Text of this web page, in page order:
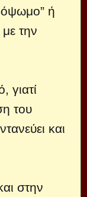
ή
την
γιατί
του
και
στην